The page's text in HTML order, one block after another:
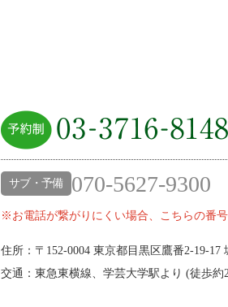
サブ・予備 070-5627-9300
※お電話が繋がりにくい場合、こちらの番号
住所：〒152-0004 東京都目黒区鷹番2‐19‐17
交通：東急東横線、学芸大学駅より (徒歩約